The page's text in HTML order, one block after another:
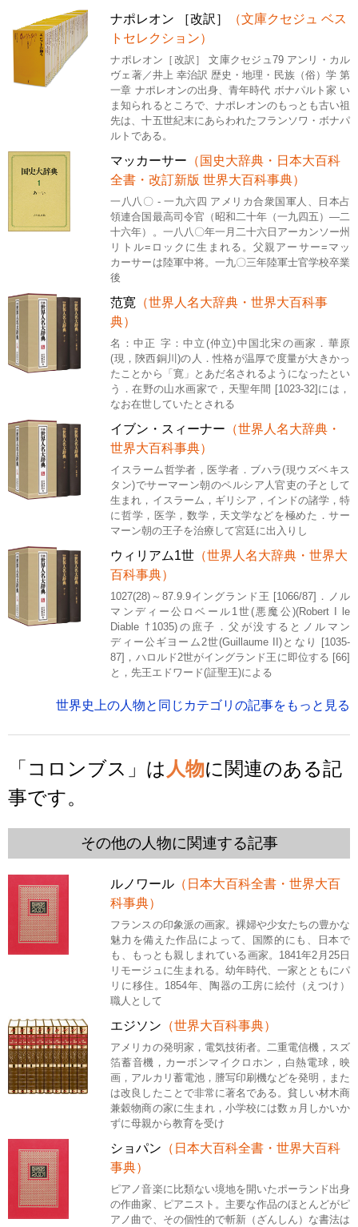
ナポレオン ［改訳］
（文庫クセジュ ベス
トセレクション）
ナポレオン［改訳］ 文庫クセジュ79 アンリ・カル
ヴェ著／井上 幸治訳 歴史・地理・民族（俗）学 第
一章 ナポレオンの出身、青年時代 ボナパルト家 い
ま知られるところで、ナポレオンのもっとも古い祖
先は、十五世紀末にあらわれたフランソワ・ボナパ
ルトである。
マッカーサー （国史大辞典・日本大百科
全書・改訂新版 世界大百科事典）
一八八〇 - 一九六四 アメリカ合衆国軍人、日本占
領連合国最高司令官（昭和二十年（一九四五）―二
十六年）。一八八〇年一月二十六日アーカンソー州
リトル=ロックに生まれる。父親アーサー=マッ
カーサーは陸軍中将。一九〇三年陸軍士官学校卒業
後
范寛 （世界人名大辞典・世界大百科事
典）
名：中正 字：中立(仲立)中国北宋の画家．華原
(現，陝西銅川)の人．性格が温厚で度量が大きかっ
たことから「寛」とあだ名されるようになったとい
う．在野の山水画家で，天聖年間 [1023-32]には，
なお在世していたとされる
イブン・スィーナー （世界人名大辞典・
世界大百科事典）
イスラーム哲学者，医学者．ブハラ(現ウズベキス
タン)でサーマーン朝のペルシア人官吏の子として
生まれ，イスラーム，ギリシア，インドの諸学，特
に哲学，医学，数学，天文学などを極めた．サー
マーン朝の王子を治療して宮廷に出入りし
ウィリアム1世 （世界人名大辞典・世界大
百科事典）
1027(28)～87.9.9イングランド王 [1066/87]．ノル
マンディー公ロベール1世(悪魔公)(Robert I le
Diable †1035)の庶子．父が没するとノルマン
ディー公ギヨーム2世(Guillaume II)となり [1035-
87]，ハロルド2世がイングランド王に即位する [66]
と，先王エドワード(証聖王)による
世界史上の人物と同じカテゴリの記事をもっと見る
「コロンブス」は 人物に関連のある記
事です。
その他の人物に関連する記事
ルノワール （日本大百科全書・世界大百
科事典）
フランスの印象派の画家。裸婦や少女たちの豊かな
魅力を備えた作品によって、国際的にも、日本で
も、もっとも親しまれている画家。1841年2月25日
リモージュに生まれる。幼年時代、一家とともにパ
リに移住。1854年、陶器の工房に絵付（えつけ）
職人として
エジソン （世界大百科事典）
アメリカの発明家，電気技術者。二重電信機，スズ
箔蓄音機，カーボンマイクロホン，白熱電球，映
画，アルカリ蓄電池，謄写印刷機などを発明，また
は改良したことで非常に著名である。貧しい材木商
兼穀物商の家に生まれ，小学校には数ヵ月しかいか
ずに母親から教育を受け
ショパン （日本大百科全書・世界大百科
事典）
ピアノ音楽に比類ない境地を開いたポーランド出身
の作曲家、ピアニスト。主要な作品のほとんどがピ
アノ曲で、その個性的で斬新（ざんしん）な書法は